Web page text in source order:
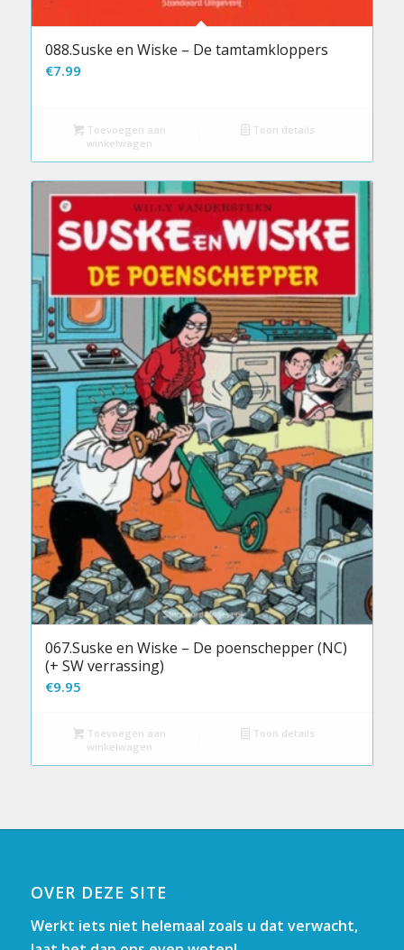
088.Suske en Wiske – De tamtamkloppers
€7.99
Toevoegen aan
winkelwagen
Toon details
067.Suske en Wiske – De poenschepper (NC)
(+ SW verrassing)
€9.95
Toevoegen aan
winkelwagen
Toon details
OVER DEZE SITE
Werkt iets niet helemaal zoals u dat verwacht,